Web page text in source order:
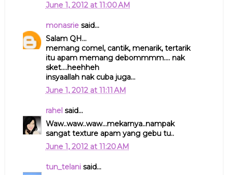
June 1, 2012 at 11:00 AM
monasriesaid...
Salam QH...
memang comel, cantik, menarik, tertarik
itu apam memang debommmm.... nak
sket....heehheh
insyaallah nak cuba juga...
June 1, 2012 at 11:11 AM
rahel said...
Waw..waw..waw...mekarnya..nampak
sangat texture apam yang gebu tu..
June 1, 2012 at 11:20 AM
tun_telanisaid...